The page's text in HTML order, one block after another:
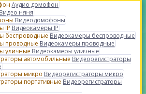
Аудио домофон
Видео няня
Видеодомофоны
Видеокамеры IP
Видеокамеры беспроводные
Видеокамеры проводные
Видеокамеры уличные
Видеорегистраторы
Видеорегистраторы микро
Видеорегистраторы